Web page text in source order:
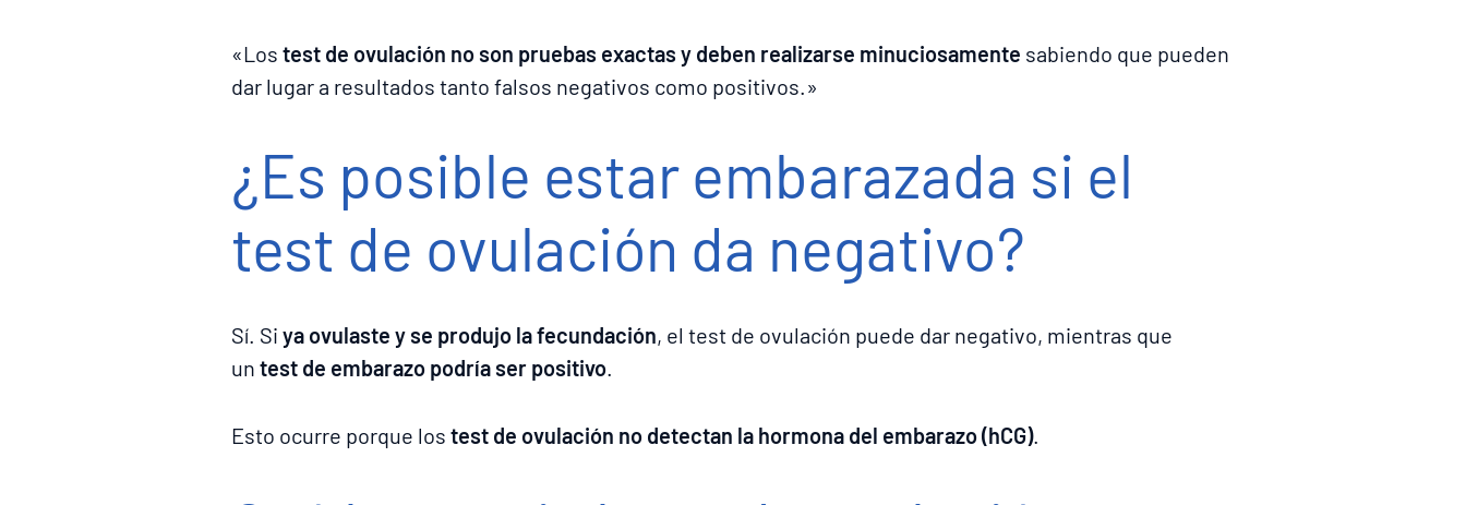
«Los test de ovulación no son pruebas exactas y deben realizarse minuciosamente sabiendo que pueden
dar lugar a resultados tanto falsos negativos como positivos.»
¿Es posible estar embarazada si el
test de ovulación da negativo?
Sí. Si ya ovulaste y se produjo la fecundación, el test de ovulación puede dar negativo, mientras que
un test de embarazo podría ser positivo.
Esto ocurre porque los test de ovulación no detectan la hormona del embarazo (hCG).